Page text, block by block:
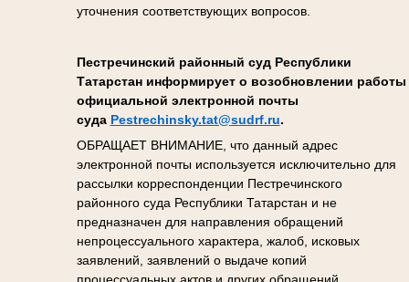
уточнения соответствующих вопросов.
Пестречинский районный суд Республики
Татарстан информирует о возобновлении работы
официальной электронной почты
суда Pestrechinsky.tat@sudrf.ru.
ОБРАЩАЕТ ВНИМАНИЕ, что данный адрес
электронной почты используется исключительно для
рассылки корреспонденции Пестречинского
районного суда Республики Татарстан и не
предназначен для направления обращений
непроцессуального характера, жалоб, исковых
заявлений, заявлений о выдаче копий
процессуальных актов и других обращений,